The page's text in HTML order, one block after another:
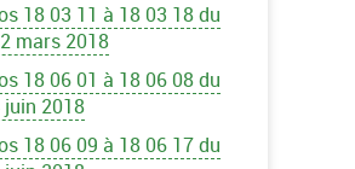
18 03 11 à 18 03 18 du
mars 2018
18 06 01 à 18 06 08 du
2018
18 06 09 à 18 06 17 du